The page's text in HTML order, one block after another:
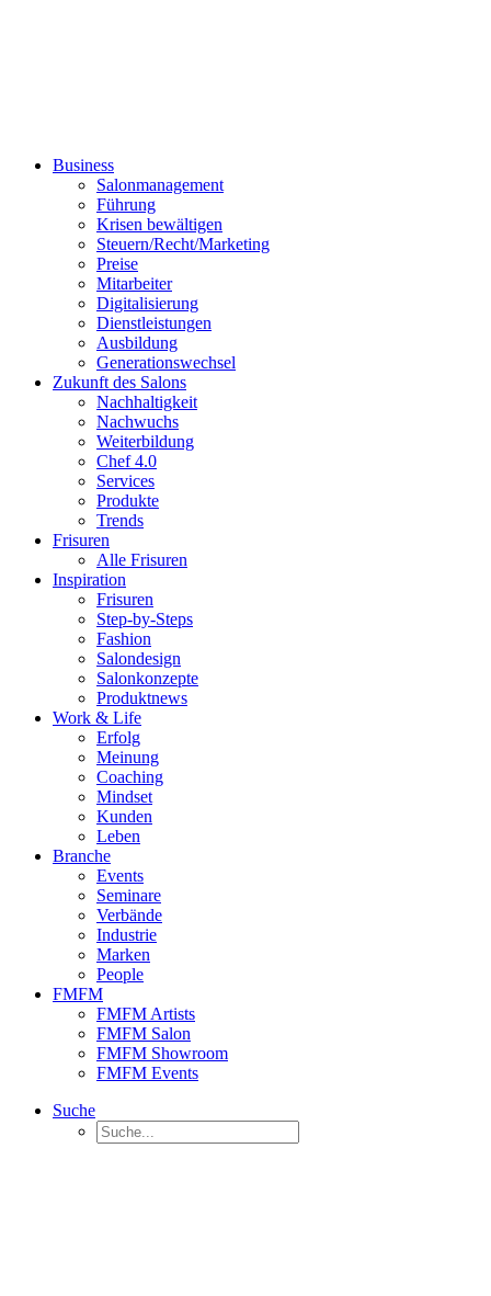
Business
Salonmanagement
Führung
Krisen bewältigen
Steuern/Recht/Marketing
Preise
Mitarbeiter
Digitalisierung
Dienstleistungen
Ausbildung
Generationswechsel
Zukunft des Salons
Nachhaltigkeit
Nachwuchs
Weiterbildung
Chef 4.0
Services
Produkte
Trends
Frisuren
Alle Frisuren
Inspiration
Frisuren
Step-by-Steps
Fashion
Salondesign
Salonkonzepte
Produktnews
Work & Life
Erfolg
Meinung
Coaching
Mindset
Kunden
Leben
Branche
Events
Seminare
Verbände
Industrie
Marken
People
FMFM
FMFM Artists
FMFM Salon
FMFM Showroom
FMFM Events
Suche